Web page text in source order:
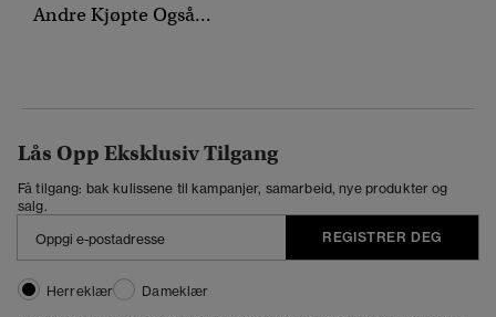
Andre Kjøpte Også...
Lås Opp Eksklusiv Tilgang
Få tilgang: bak kulissene til kampanjer, samarbeid, nye produkter og
salg.
REGISTRER DEG
Herreklær
Dameklær